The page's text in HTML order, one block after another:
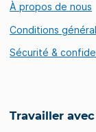
À propos de nous
Conditions
Sécurité &
Travailler